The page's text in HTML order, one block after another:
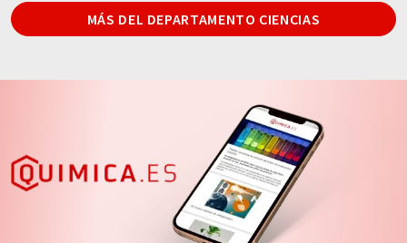
MÁS DEL DEPARTAMENTO CIENCIAS